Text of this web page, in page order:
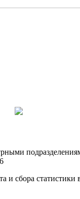
и сбора статистики